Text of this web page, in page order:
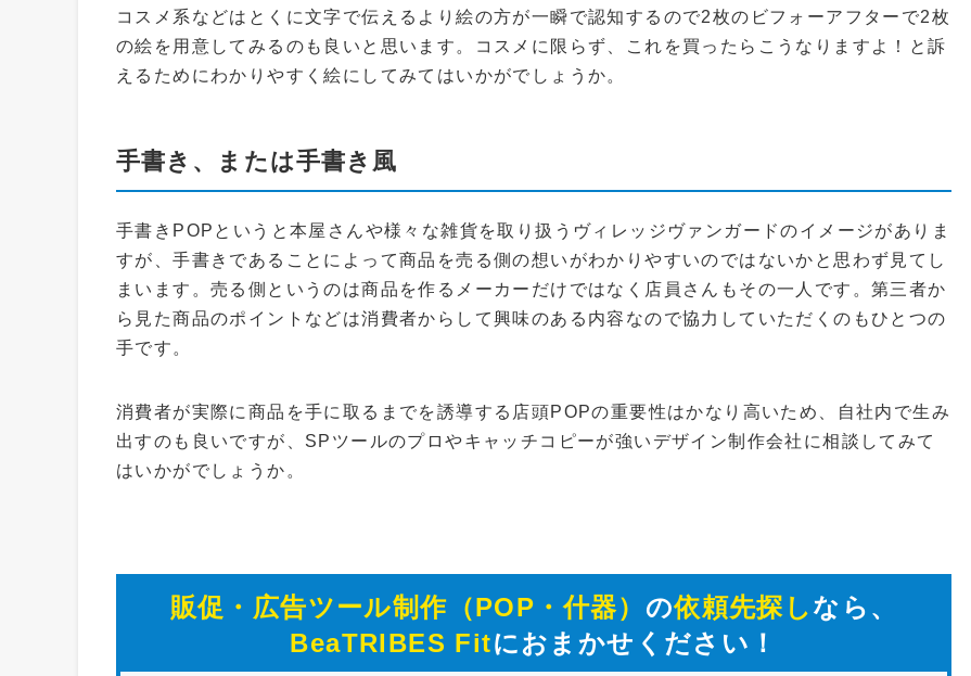
コスメ系などはとくに文字で伝えるより絵の方が一瞬で認知するので2枚のビフォーアフターで2枚
の絵を用意してみるのも良いと思います。コスメに限らず、これを買ったらこうなりますよ！と訴
えるためにわかりやすく絵にしてみてはいかがでしょうか。
手書き、または手書き風
手書きPOPというと本屋さんや様々な雑貨を取り扱うヴィレッジヴァンガードのイメージがありま
すが、手書きであることによって商品を売る側の想いがわかりやすいのではないかと思わず見てし
まいます。売る側というのは商品を作るメーカーだけではなく店員さんもその一人です。第三者か
ら見た商品のポイントなどは消費者からして興味のある内容なので協力していただくのもひとつの
手です。
消費者が実際に商品を手に取るまでを誘導する店頭POPの重要性はかなり高いため、自社内で生み
出すのも良いですが、SPツールのプロやキャッチコピーが強いデザイン制作会社に相談してみて
はいかがでしょうか。
販促・広告ツール制作（POP・什器） の依頼先探しなら、
BeaTRIBES Fitにおまかせください！